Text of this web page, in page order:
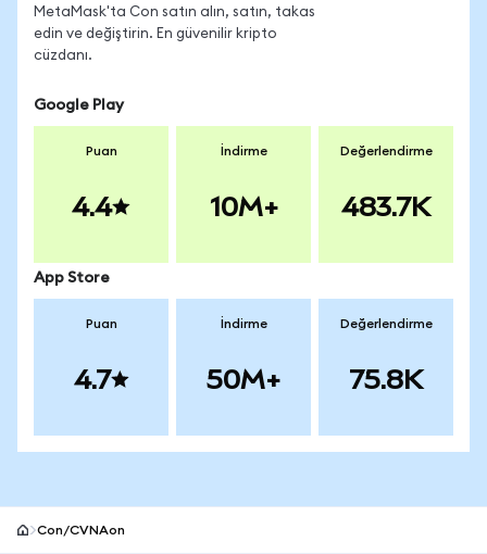
MetaMask'ta Con satın alın, satın, takas
edin ve değiştirin. En güvenilir kripto
cüzdanı.
Google Play
Puan
4.4
İndirme
10M+
Değerlendirme
483.7K
App Store
Puan
4.7
İndirme
50M+
Değerlendirme
75.8K
Con/CVNAon